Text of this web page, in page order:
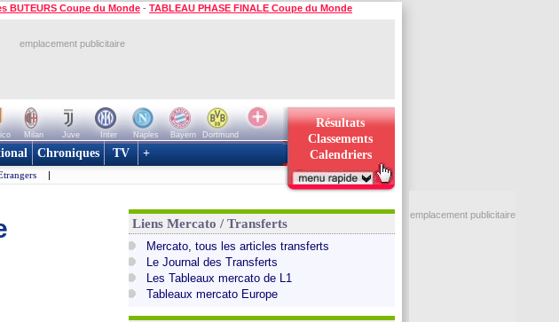
BUTEURS Coupe du Monde - TABLEAU PHASE FINALE Coupe du Monde
emplacement publicitaire
Milan Juve Inter Naples Bayern
Dortmund
Résultats
Classements
Calendriers
Chroniques TV +
|
Liens Mercato / Transferts
Mercato, tous les articles transferts
Le Journal des Transferts
Les Tableaux mercato de L1
Tableaux mercato Europe
emplacement publicitaire